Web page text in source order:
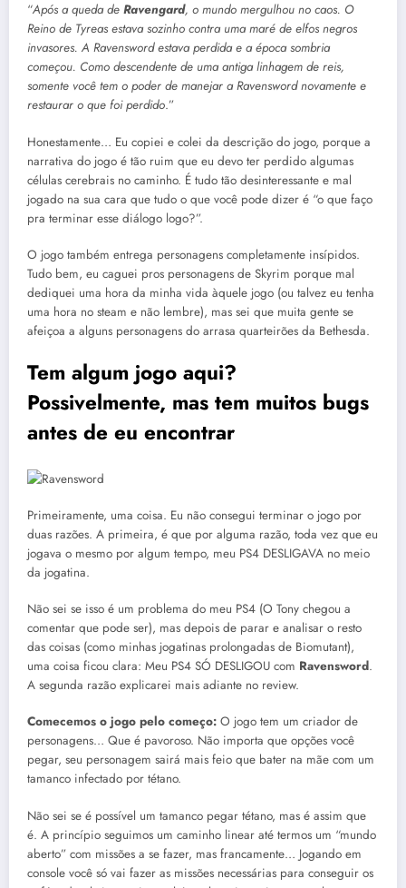
“Após a queda de Ravengard, o mundo mergulhou no caos. O
Reino de Tyreas estava sozinho contra uma maré de elfos negros
invasores. A Ravensword estava perdida e a época sombria
começou. Como descendente de uma antiga linhagem de reis,
somente você tem o poder de manejar a Ravensword novamente e
restaurar o que foi perdido.”
Honestamente… Eu copiei e colei da descrição do jogo, porque a
narrativa do jogo é tão ruim que eu devo ter perdido algumas
células cerebrais no caminho. É tudo tão desinteressante e mal
jogado na sua cara que tudo o que você pode dizer é “o que faço
pra terminar esse diálogo logo?”.
O jogo também entrega personagens completamente insípidos.
Tudo bem, eu caguei pros personagens de Skyrim porque mal
dediquei uma hora da minha vida àquele jogo (ou talvez eu tenha
uma hora no steam e não lembre), mas sei que muita gente se
afeiçoa a alguns personagens do arrasa quarteirões da Bethesda.
Tem algum jogo aqui?
Possivelmente, mas tem muitos bugs
antes de eu encontrar
Primeiramente, uma coisa. Eu não consegui terminar o jogo por
duas razões. A primeira, é que por alguma razão, toda vez que eu
jogava o mesmo por algum tempo, meu PS4 DESLIGAVA no meio
da jogatina.
Não sei se isso é um problema do meu PS4 (O Tony chegou a
comentar que pode ser), mas depois de parar e analisar o resto
das coisas (como minhas jogatinas prolongadas de Biomutant),
uma coisa ficou clara: Meu PS4 SÓ DESLIGOU com Ravensword.
A segunda razão explicarei mais adiante no review.
Comecemos o jogo pelo começo: O jogo tem um criador de
personagens… Que é pavoroso. Não importa que opções você
pegar, seu personagem sairá mais feio que bater na mãe com um
tamanco infectado por tétano.
Não sei se é possível um tamanco pegar tétano, mas é assim que
é. A princípio seguimos um caminho linear até termos um “mundo
aberto” com missões a se fazer, mas francamente… Jogando em
console você só vai fazer as missões necessárias para conseguir os